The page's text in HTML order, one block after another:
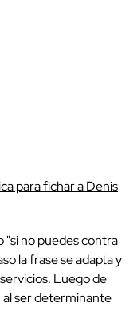
para fichar a Denis
"si no puedes contra
la frase se adapta y
Luego de
al ser determinante